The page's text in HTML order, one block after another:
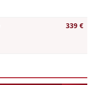
339 €